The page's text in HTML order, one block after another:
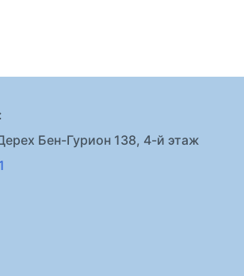
Бен-Гурион 138, 4-й этаж